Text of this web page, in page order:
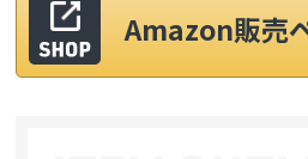
Amazon販売